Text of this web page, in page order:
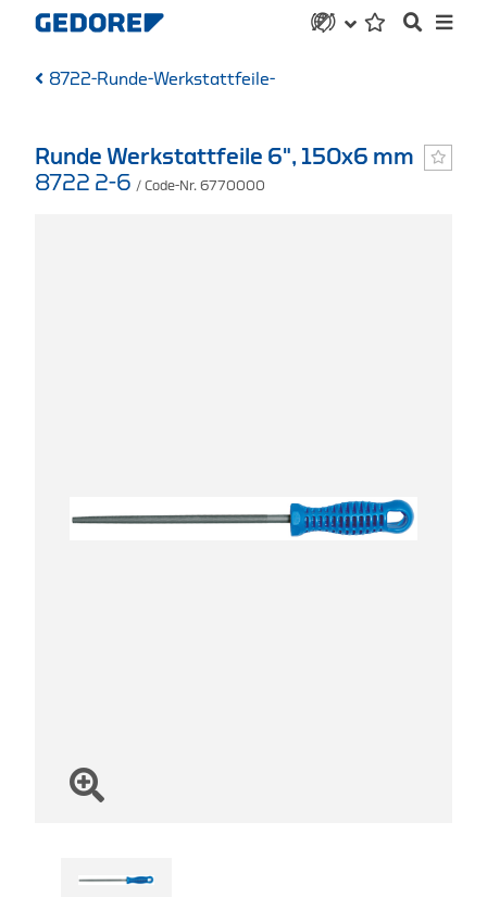
8722-Runde-Werkstattfeile-
Runde Werkstattfeile 6", 150x6 mm
8722 2-6 / Code-Nr. 6770000